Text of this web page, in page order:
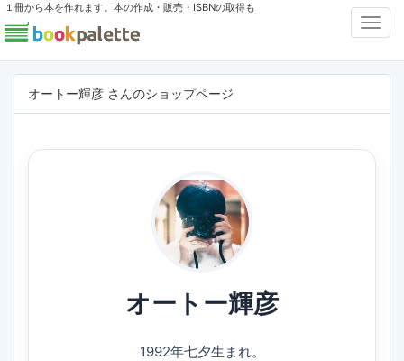
１冊から本を作れます。本の作成・販売・ISBNの取得も
オートー輝彦 さんのショップページ
オートー輝彦
1992年七夕生まれ。